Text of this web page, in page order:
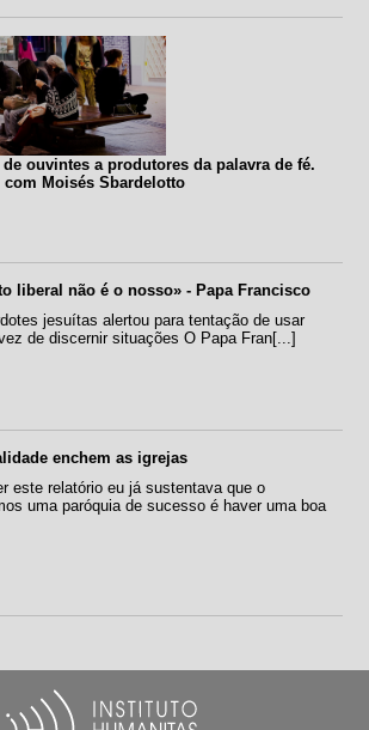
ouvintes a produtores da palavra de fé.
Moisés Sbardelotto
liberal não é o nosso» - Papa Francisco
jesuítas alertou para tentação de usar
de discernir situações O Papa Fran[...]
enchem as igrejas
este relatório eu já sustentava que o
uma paróquia de sucesso é haver uma boa